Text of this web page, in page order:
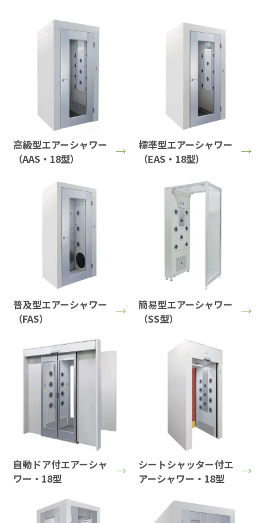
高級型エアーシャワー
（AAS・18型）
標準型エアーシャワー
（EAS・18型）
普及型エアーシャワー
（FAS）
簡易型エアーシャワー
（SS型）
自動ドア付エアーシャ
ワー・18型
シートシャッター付エ
アーシャワー・18型